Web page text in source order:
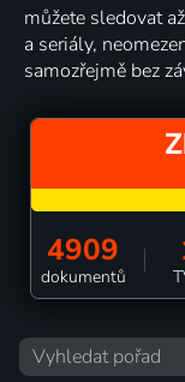
můžete sledovat
a seriály,
samozřejmě bez
4909
dokumentů